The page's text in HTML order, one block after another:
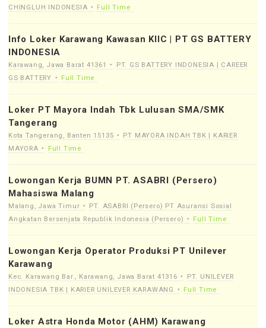
CHINGLUH INDONESIA
Full Time
Info Loker Karawang Kawasan KIIC | PT GS BATTERY
INDONESIA
Karawang, Jawa Barat 41361
PT. GS BATTERY INDONESIA | CAREER
GS BATTERY
Full Time
Loker PT Mayora Indah Tbk Lulusan SMA/SMK
Tangerang
Kota Tangerang, Banten 15135
PT MAYORA INDAH TBK | KARIER
MAYORA
Full Time
Lowongan Kerja BUMN PT. ASABRI (Persero)
Mahasiswa Malang
Malang, Jawa Timur
PT. ASABRI (Persero) PT Asuransi Sosial
Angkatan Bersenjata Republik Indonesia (Persero)
Full Time
Lowongan Kerja Operator Produksi PT Unilever
Karawang
Kec. Karawang Bar., Karawang, Jawa Barat 41316
PT. UNILEVER
INDONESIA TBK | KARIER UNILEVER KARAWANG
Full Time
Loker Astra Honda Motor (AHM) Karawang